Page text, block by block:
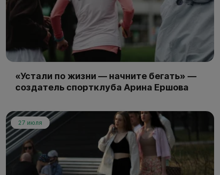
«Устали по жизни — начните бегать» —
создатель спортклуба Арина Ершова
27 июля